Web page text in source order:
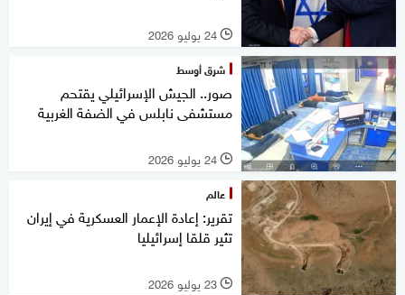
l 24 يوليو 2026
شرق أوسط
صور.. الجيش الإسرائيلي يقتحم
مستشفى نابلس في الضفة الغربية
l 24 يوليو 2026
عالم
تقرير: إعادة الإعمار العسكرية في إيران
تثير قلقا إسرائيليا
l 23 يوليو 2026